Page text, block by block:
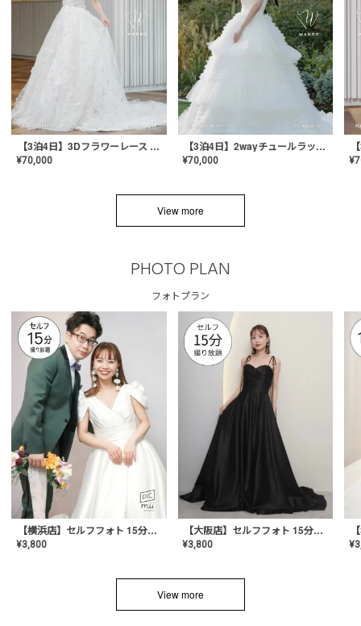
【3泊4日】3Dフラワーレース ドレス〈PD-WDOR-331〉
¥70,000
【3泊4日】2wayチュールラッフルドレス〈PD-WDOR-341RTL〉
¥70,000 ¥
View more
PHOTO PLAN
フォトプラン
【横浜店】セルフフォト 15分撮り放題プラン
¥3,800
【大阪店】セルフフォト 15分撮り放題プラン
¥3,800 ¥
View more